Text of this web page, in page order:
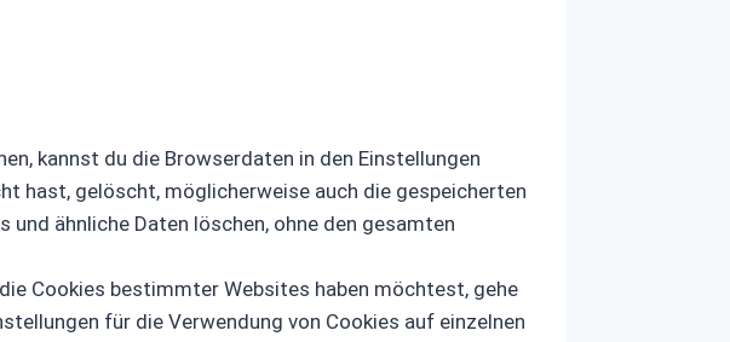
kannst du die Browserdaten in den Einstellungen
hast, gelöscht, möglicherweise auch die gespeicherten
ähnliche Daten löschen, ohne den gesamten
Cookies bestimmter Websites haben möchtest, gehe
für die Verwendung von Cookies auf einzelnen